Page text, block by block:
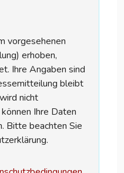
vorgesehenen
erhoben,
Ihre Angaben sind
bleibt
nicht
Ihre Daten
Bitte beachten Sie